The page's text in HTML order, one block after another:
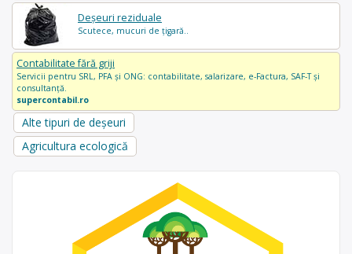
Deșeuri reziduale
Scutece, mucuri de țigară..
Contabilitate fără griji
Servicii pentru SRL, PFA și ONG: contabilitate, salarizare, e-Factura, SAF-T și
consultanță.
supercontabil.ro
Alte tipuri de deșeuri
Agricultura ecologică